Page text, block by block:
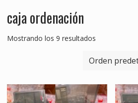
caja ordenación
Mostrando los 9 resultados